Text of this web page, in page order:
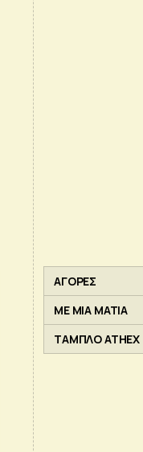
ΑΓΟΡΕΣ
ΜΕ ΜΙΑ ΜΑΤΙΑ
ΤΑΜΠΛΟ ATHEX